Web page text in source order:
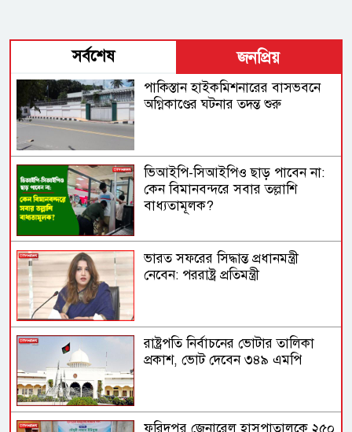
সর্বশেষ জনপ্রিয়
পাকিস্তান হাইকমিশনারের বাসভবনে
অগ্নিকাণ্ডের ঘটনার তদন্ত শুরু
ভিআইপি-সিআইপিও ছাড় পাবেন না:
কেন বিমানবন্দরে সবার তল্লাশি
বাধ্যতামূলক?
ভারত সফরের সিদ্ধান্ত প্রধানমন্ত্রী
নেবেন: পররাষ্ট্র প্রতিমন্ত্রী
রাষ্ট্রপতি নির্বাচনের ভোটার তালিকা
প্রকাশ, ভোট দেবেন ৩৪৯ এমপি
ফরিদপুর জেনারেল হাসপাতালকে ২৫০